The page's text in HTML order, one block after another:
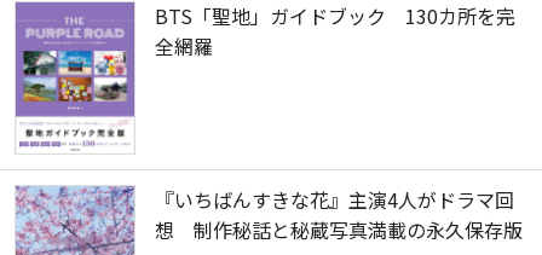
BTS「聖地」ガイドブック 130カ所を完
全網羅
『いちばんすきな花』主演4人がドラマ回
想 制作秘話と秘蔵写真満載の永久保存版